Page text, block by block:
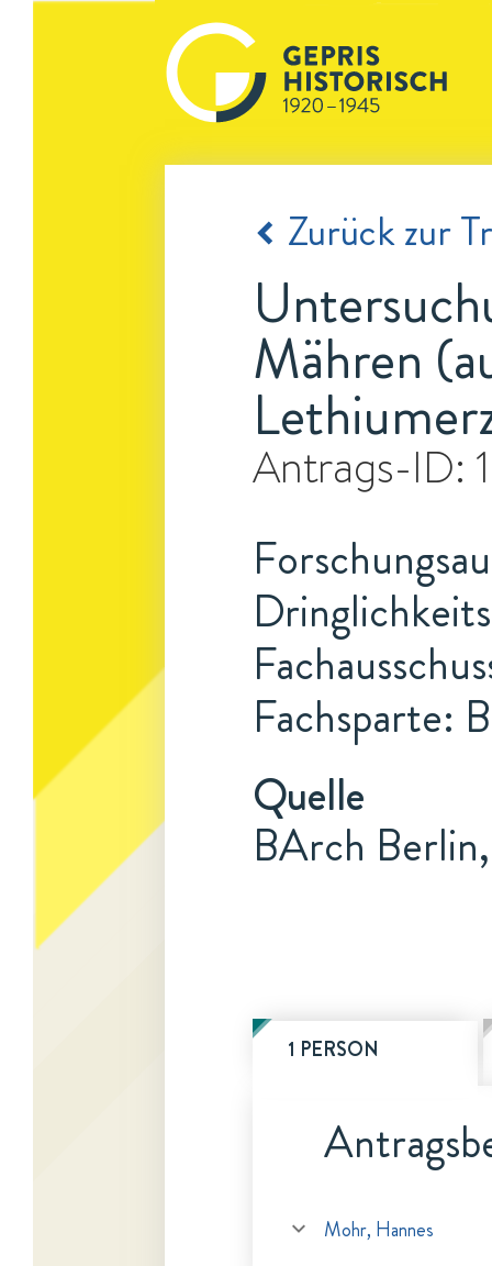
Zurück zur
Mähren
Antrags-ID:
Fachsparte:
Quelle
BArch
1 PERSON
Mohr, Hannes